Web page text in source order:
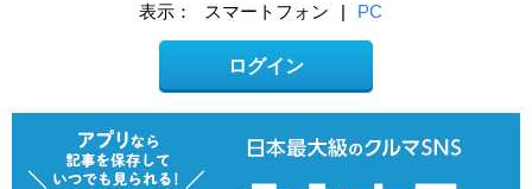
表示： スマートフォン | PC
ログイン